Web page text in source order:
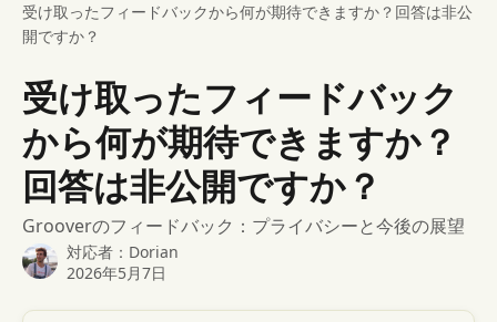
受け取ったフィードバックから何が期待できますか？回答は非公
開ですか？
受け取ったフィードバック
から何が期待できますか？
回答は非公開ですか？
Grooverのフィードバック：プライバシーと今後の展望
対応者： Dorian
2026年5月7日